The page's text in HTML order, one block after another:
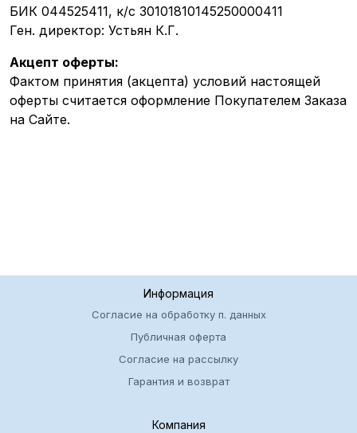
БИК 044525411, к/с 30101810145250000411
Ген. директор: Устьян К.Г.
Акцепт оферты:
Фактом принятия (акцепта) условий настоящей
оферты считается оформление Покупателем Заказа
на Сайте.
Информация
Согласие на обработку п. данных
Публичная оферта
Согласие на рассылку
Гарантия и возврат
Компания